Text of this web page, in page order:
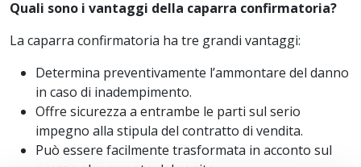
Quali sono i vantaggi della caparra confirmatoria?
La caparra confirmatoria ha tre grandi vantaggi:
Determina preventivamente l’ammontare del danno
in caso di inadempimento.
Offre sicurezza a entrambe le parti sul serio
impegno alla stipula del contratto di vendita.
Può essere facilmente trasformata in acconto sul